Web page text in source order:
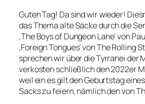
Guten Tag! Da sind wir wieder!
das Thema alte Säcke durch die
‚The Boys of Dungeon Lane‘ von
‚Foreign Tongues‘ von The Rolling
sprechen wir über die Tyrranei der
verkosten schließlich den 2022er
weil ein es gilt den Geburtstag
Sacks zu feiern, nämlich den von